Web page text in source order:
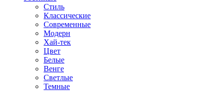
Стиль
Классические
Современные
Модерн
Хай-тек
Цвет
Белые
Венге
Светлые
Темные